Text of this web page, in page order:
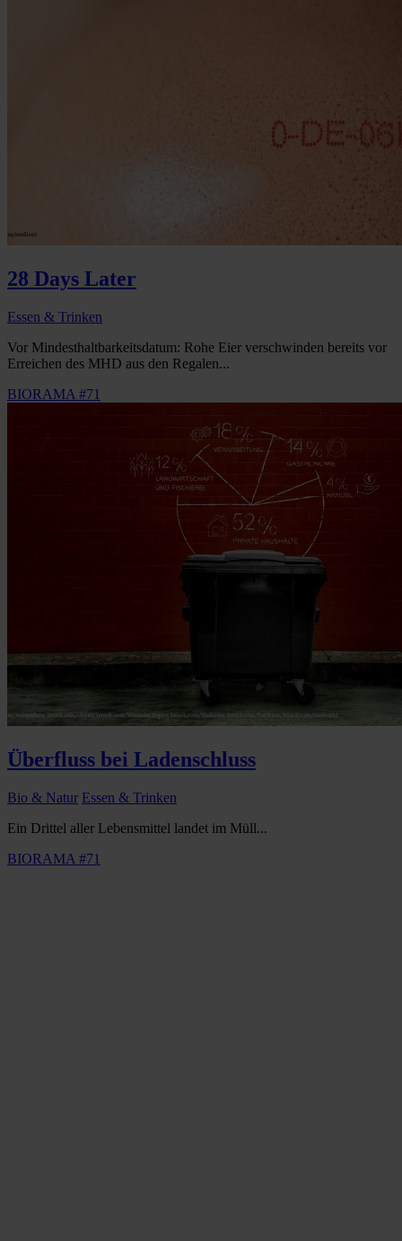
28 Days Later
Essen & Trinken
Vor Mindesthaltbarkeitsdatum: Rohe Eier verschwinden bereits vor
Erreichen des MHD aus den Regalen...
BIORAMA #71
Überfluss bei Ladenschluss
Bio & Natur Essen & Trinken
Ein Drittel aller Lebensmittel landet im Müll...
BIORAMA #71